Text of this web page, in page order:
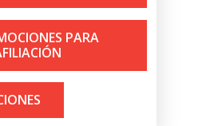
PARA